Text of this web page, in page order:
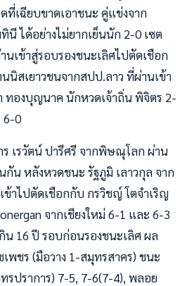
ที่เฉียบขาดเอาชนะ คู่แข่งจาก
ได้อย่างไม่ยากเย็นนัก 2-0 เซต
เข้าสู่รอบรองชนะเลิศไปตัดเชือก
สเยาวชนจากสปป.ลาว ที่ผ่านเข้า
ทองบุญนาค นักหวดเจ้าถิ่น พิจิตร 2-
6-0
เรวัตน์ ปารีศรี จากพิษณุโลก ผ่าน
กัน หลังหวดชนะ รัฐภูมิ เลาวกุล จาก
าไปตัดเชือกกับ กรวิชญ์ โตจำเริญ
จากเชียงใหม่ 6-1 และ 6-3
น 16 ปี รอบก่อนรองชนะเลิศ ผล
พชร (มือวาง 1-สมุทรสาคร) ชนะ
รปราการ) 7-5, 7-6(7-4), พลอย